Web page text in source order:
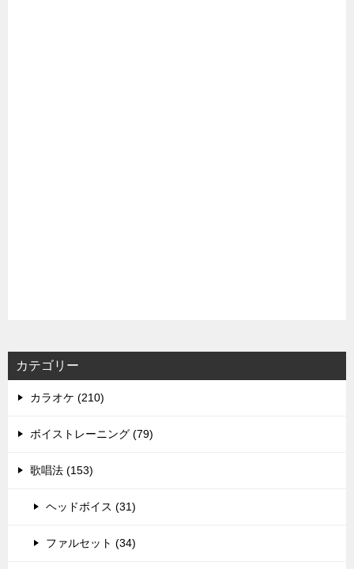
カテゴリー
カラオケ (210)
ボイストレーニング (79)
歌唱法 (153)
ヘッドボイス (31)
ファルセット (34)